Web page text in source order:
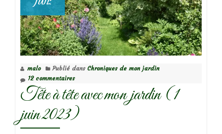
la
pépinière
des
Roses
André
Eve
malo Publié dans Chroniques de mon jardin
12 commentaires
Tête à tête avec mon jardin (1
juin 2023)